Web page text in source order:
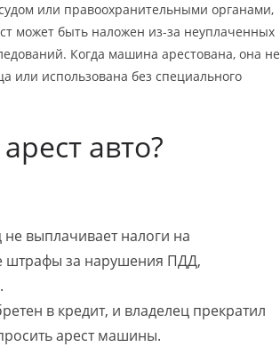
или правоохранительными органами,
может быть наложен из-за неуплаченных
Когда машина арестована, она не
или использована без специального
авто?
не выплачивает налоги на
штрафы за нарушения ПДД,
в кредит, и владелец прекратил
арест машины.